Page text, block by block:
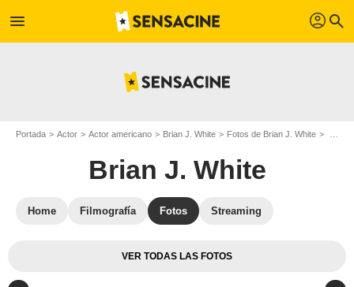
menu profil search
Portada Actor Actor americano Brian J. White Fotos de Brian J. White
Brian J. White
Home Filmografía Fotos Streaming
VER TODAS LAS FOTOS